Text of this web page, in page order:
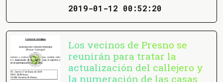
2019-01-12 00:52:20
Los vecinos de Presno se
reunirán para tratar la
actualización del callejero y
la numeración de las casas